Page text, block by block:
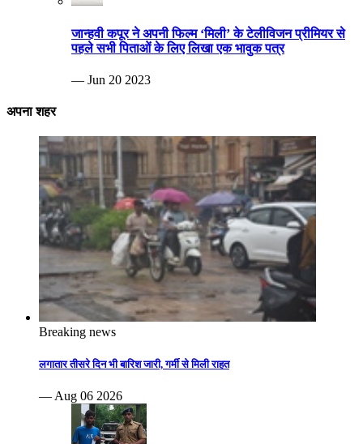
जान्हवी कपूर ने अपनी फिल्म ‘मिली’ के टेलीविजन प्रीमियर से
पहले सभी पिताओं के लिए लिखा एक भावुक पत्र
— Jun 20 2023
अपना शहर
Breaking news
लगातार तीसरे दिन भी बारिश जारी, गर्मी से मिली राहत
— Aug 06 2026